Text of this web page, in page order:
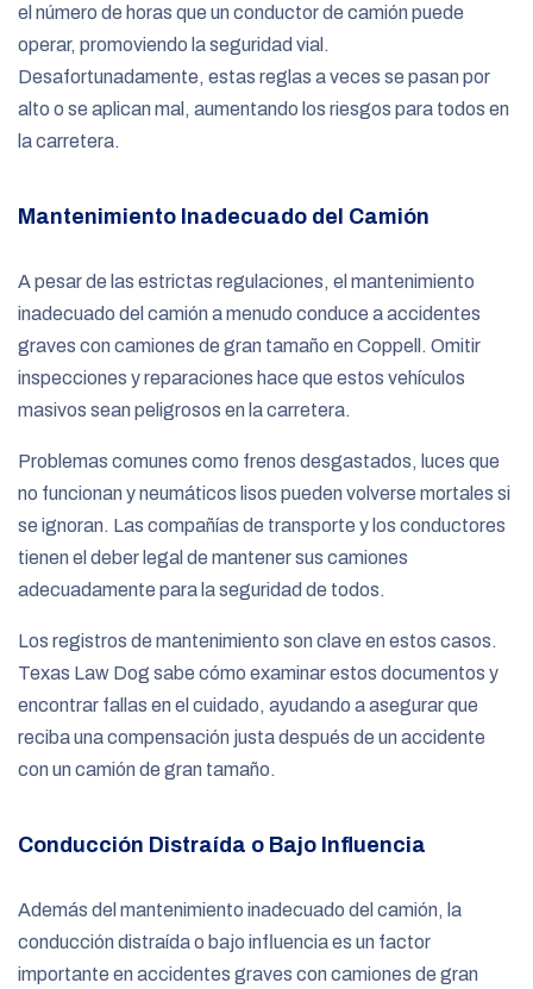
el número de horas que un conductor de camión puede
operar, promoviendo la seguridad vial.
Desafortunadamente, estas reglas a veces se pasan por
alto o se aplican mal, aumentando los riesgos para todos en
la carretera.
Mantenimiento Inadecuado del Camión
A pesar de las estrictas regulaciones, el mantenimiento
inadecuado del camión a menudo conduce a accidentes
graves con camiones de gran tamaño en Coppell. Omitir
inspecciones y reparaciones hace que estos vehículos
masivos sean peligrosos en la carretera.
Problemas comunes como frenos desgastados, luces que
no funcionan y neumáticos lisos pueden volverse mortales si
se ignoran. Las compañías de transporte y los conductores
tienen el deber legal de mantener sus camiones
adecuadamente para la seguridad de todos.
Los registros de mantenimiento son clave en estos casos.
Texas Law Dog sabe cómo examinar estos documentos y
encontrar fallas en el cuidado, ayudando a asegurar que
reciba una compensación justa después de un accidente
con un camión de gran tamaño.
Conducción Distraída o Bajo Influencia
Además del mantenimiento inadecuado del camión, la
conducción distraída o bajo influencia es un factor
importante en accidentes graves con camiones de gran